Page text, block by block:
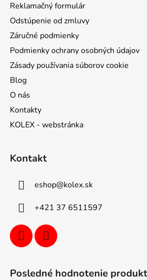
Reklamačný formulár
Odstúpenie od zmluvy
Záručné podmienky
Podmienky ochrany osobných údajov
Zásady používania súborov cookie
Blog
O nás
Kontakty
KOLEX - webstránka
Kontakt
eshop@kolex.sk
+421 37 6511597
Posledné hodnotenie